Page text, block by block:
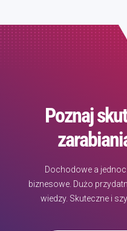
Poznaj
Dochodowe a
biznesowe. Dużo
wiedzy. Skuteczne i